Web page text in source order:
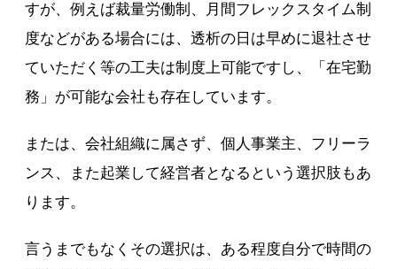
すが、例えば裁量労働制、月間フレックスタイム制
度などがある場合には、透析の日は早めに退社させ
ていただく等の工夫は制度上可能ですし、「在宅勤
務」が可能な会社も存在しています。
または、会社組織に属さず、個人事業主、フリーラ
ンス、また起業して経営者となるという選択肢もあ
ります。
言うまでもなくその選択は、ある程度自分で時間の